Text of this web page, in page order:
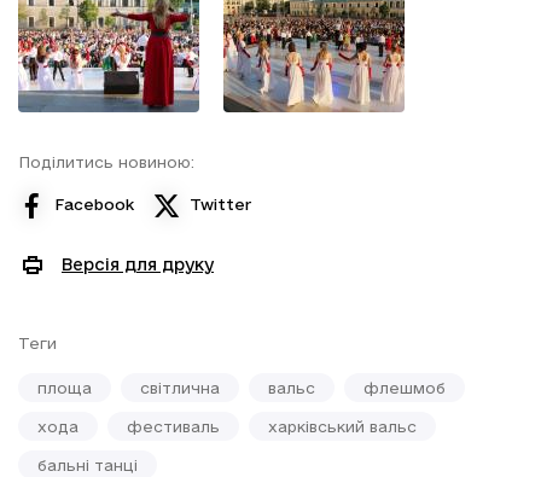
Поділитись новиною:
Facebook Twitter
Версія для друку
Теги
площа світлична вальс флешмоб
хода фестиваль харківський вальс
бальні танці